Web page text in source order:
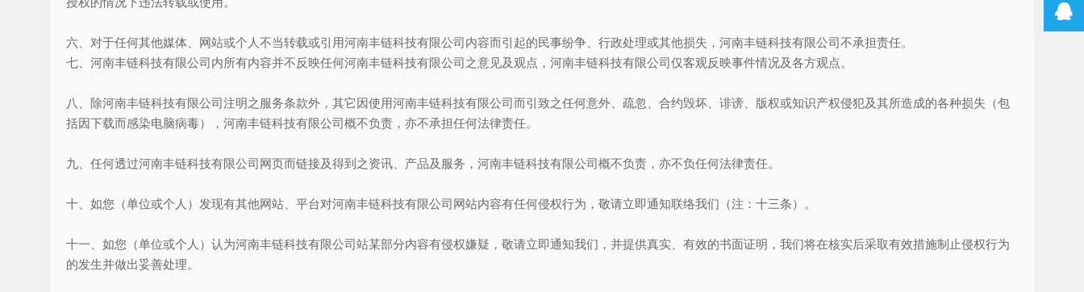
六、对于任何其他媒体、网站或个人不当转载或引用河南丰链科技有限公司内容而引起的民事纷争、行政处理或其他损失，河南丰链科技有限公司不承担责任。
七、河南丰链科技有限公司内所有内容并不反映任何河南丰链科技有限公司之意见及观点，河南丰链科技有限公司仅客观反映事件情况及各方观点。
八、除河南丰链科技有限公司注明之服务条款外，其它因使用河南丰链科技有限公司而引致之任何意外、疏忽、合约毁坏、诽谤、版权或知识产权侵犯及其所造成的各种损失（包
括因下载而感染电脑病毒），河南丰链科技有限公司概不负责，亦不承担任何法律责任。
九、任何透过河南丰链科技有限公司网页而链接及得到之资讯、产品及服务，河南丰链科技有限公司概不负责，亦不负任何法律责任。
十、如您（单位或个人）发现有其他网站、平台对河南丰链科技有限公司网站内容有任何侵权行为，敬请立即通知联络我们（注：十三条）。
十一、如您（单位或个人）认为河南丰链科技有限公司站某部分内容有侵权嫌疑，敬请立即通知我们，并提供真实、有效的书面证明，我们将在核实后采取有效措施制止侵权行为
的发生并做出妥善处理。